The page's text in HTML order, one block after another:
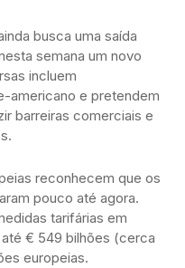
busca uma saída
semana um novo
incluem
americano e pretendem
barreiras comerciais e
reconhecem que os
pouco até agora.
tarifárias em
€ 549 bilhões (cerca
europeias.